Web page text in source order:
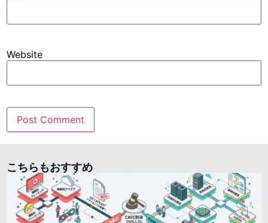
Website
こちらもおすすめ